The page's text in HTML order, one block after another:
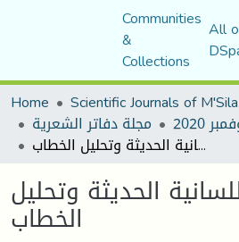
Communities
&
Collections
All
Home
مجلة دفاتر الشعرية 2020
النظريات اللسانية الحديثة وتحليل الخطاب
الحديثة وتحليل
الخطاب